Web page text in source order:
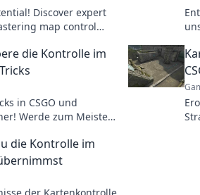
Discover expert
map control
die Kontrolle im
in CSGO und
Werde zum Meister
die Kontrolle im